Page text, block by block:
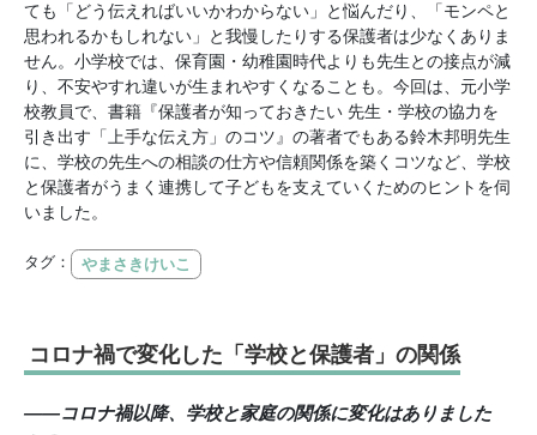
ても「どう伝えればいいかわからない」と悩んだり、「モンペと
思われるかもしれない」と我慢したりする保護者は少なくありま
せん。小学校では、保育園・幼稚園時代よりも先生との接点が減
り、不安やすれ違いが生まれやすくなることも。今回は、元小学
校教員で、書籍『保護者が知っておきたい 先生・学校の協力を
引き出す「上手な伝え方」のコツ』の著者でもある鈴木邦明先生
に、学校の先生への相談の仕方や信頼関係を築くコツなど、学校
と保護者がうまく連携して子どもを支えていくためのヒントを伺
いました。
タグ： やまさきけいこ
コロナ禍で変化した「学校と保護者」の関係
――コロナ禍以降、学校と家庭の関係に変化はありました